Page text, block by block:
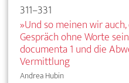
311–331
»Und so meinen wir auch,
Gespräch ohne Worte
documenta 1 und die
Vermittlung
Andrea Hubin